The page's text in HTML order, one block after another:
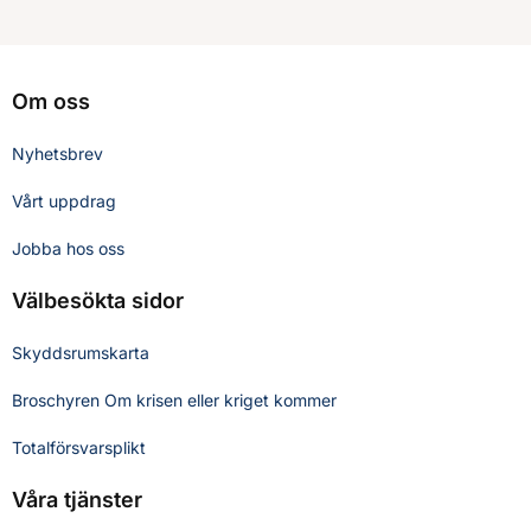
Om oss
Nyhetsbrev
Vårt uppdrag
Jobba hos oss
Välbesökta sidor
Skyddsrumskarta
Broschyren Om krisen eller kriget kommer
Totalförsvarsplikt
Våra tjänster